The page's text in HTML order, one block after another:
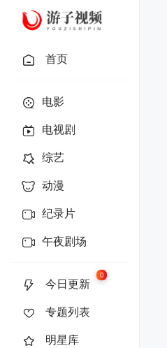
首页
电影
电视剧
综艺
动漫
纪录片
午夜剧场
今日更新
0
专题列表
明星库